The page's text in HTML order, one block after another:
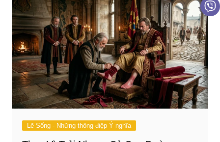
Lẽ Sống - Những thông điệp Ý nghĩa